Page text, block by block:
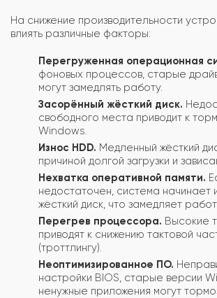
На снижение производительности
влиять различные факторы:
Перегруженная операционная
фоновых процессов, старые
могут замедлять работу.
Засорённый жёсткий диск.
свободного места приводит к
Windows.
Износ HDD. Медленный жёсткий
причиной долгой загрузки и
Нехватка оперативной памяти.
недостаточен, система начинает
жёсткий диск, что замедляет
Перегрев процессора. Высокие
приводят к снижению тактовой
(троттлингу).
Неоптимизированное ПО.
настройки BIOS, старые версии
ненужные приложения могут